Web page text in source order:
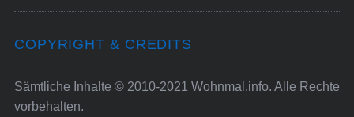
COPYRIGHT & CREDITS
Sämtliche Inhalte © 2010-2021 Wohnmal.info. Alle Rechte
vorbehalten.